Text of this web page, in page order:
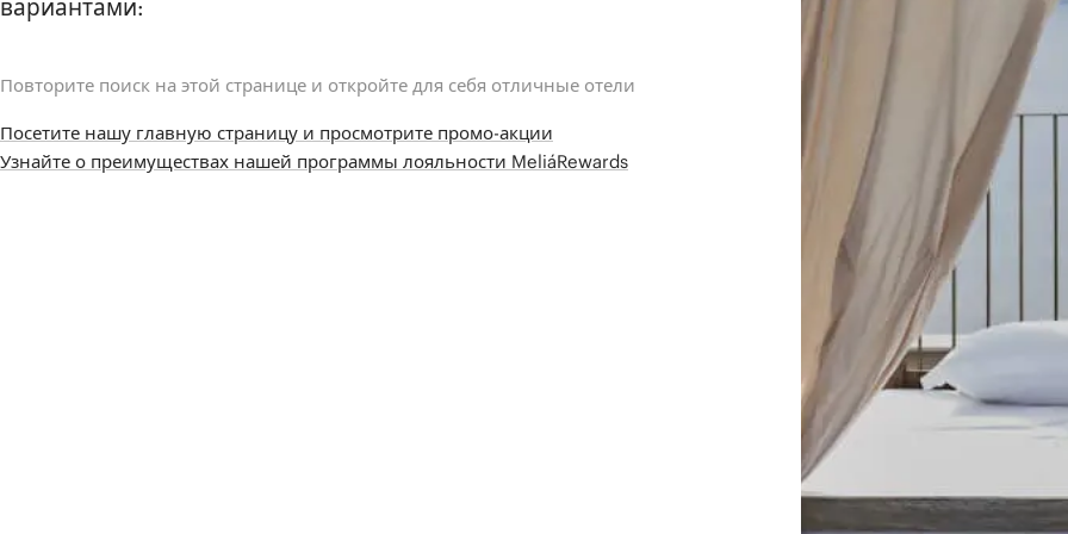
вариантами:
Повторите поиск на этой странице и откройте для себя отличные отели
Посетите нашу главную страницу и просмотрите промо-акции
Узнайте о преимуществах нашей программы лояльности MeliáRewards